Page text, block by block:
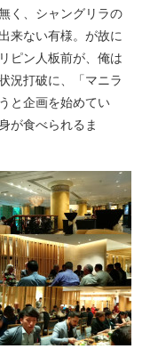
く、シャングリラの
来ない有様。が故に
ピン人板前が、俺は
況打破に、「マニラ
と企画を始めてい
が食べられるま